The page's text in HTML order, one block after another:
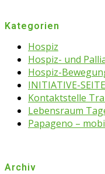
Kategorien
Hospiz
Hospiz- und
Hospiz-
INITIATIVE-SEITE
Kontaktstelle
Lebensraum
Papageno –
Archiv